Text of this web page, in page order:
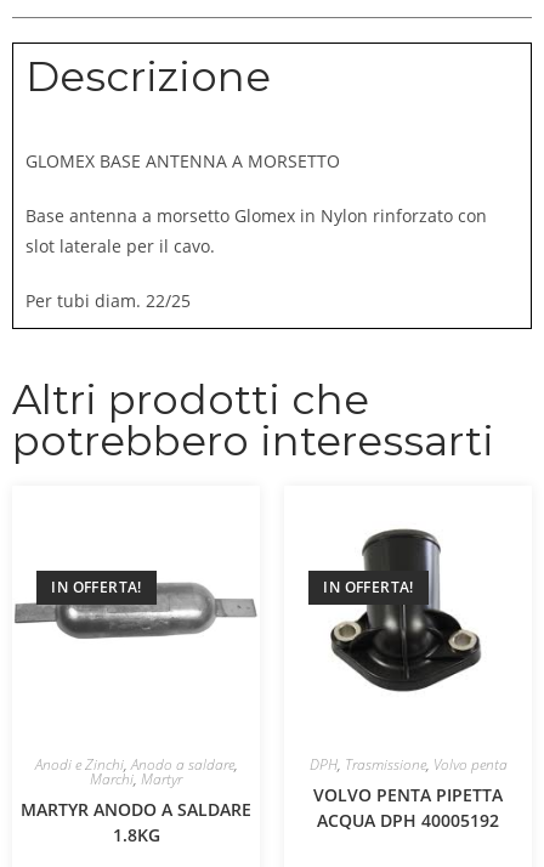
Descrizione
GLOMEX BASE ANTENNA A MORSETTO
Base antenna a morsetto Glomex in Nylon rinforzato con
slot laterale per il cavo.
Per tubi diam. 22/25
Altri prodotti che
potrebbero interessarti
IN OFFERTA!
Anodi e Zinchi,Anodo a saldare,
Marchi, Martyr
MARTYR ANODO A SALDARE
1.8KG
IN OFFERTA!
DPH, Trasmissione, Volvo penta
VOLVO PENTA PIPETTA
ACQUA DPH 40005192